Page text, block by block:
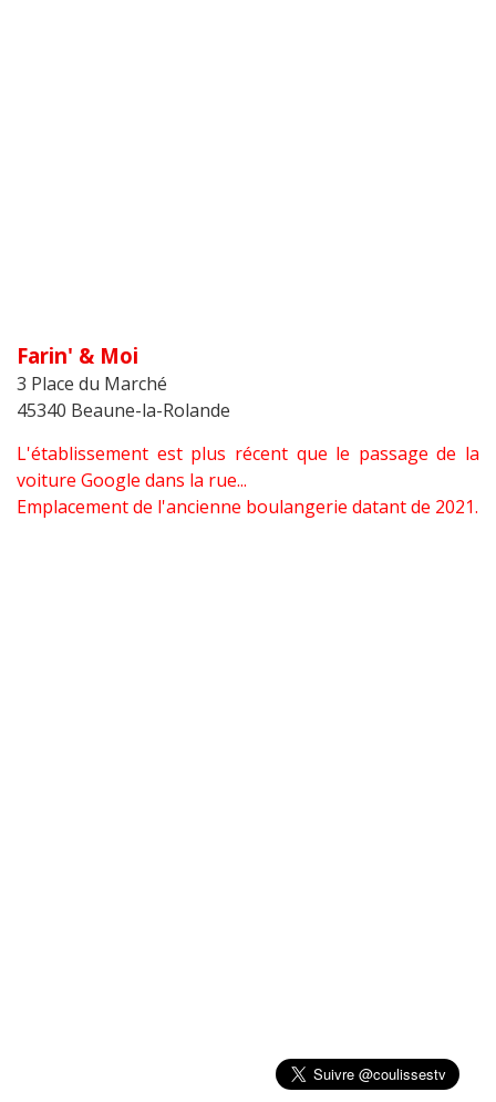
Farin' & Moi
3 Place du Marché
45340 Beaune-la-Rolande
L'établissement est plus récent que le passage de la
voiture Google dans la rue...
Emplacement de l'ancienne boulangerie datant de 2021.